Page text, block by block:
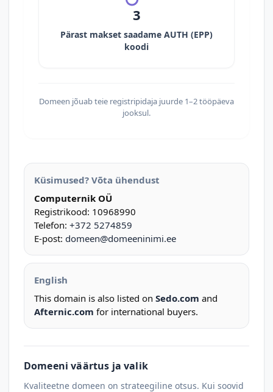
3
Pärast makset saadame AUTH (EPP)
koodi
Domeen jõuab teie registripidaja juurde 1–2 tööpäeva
jooksul.
Küsimused? Võta ühendust
Computernik OÜ
Registrikood: 10968990
Telefon: +372 5274859
E-post: domeen@domeeninimi.ee
English
This domain is also listed on Sedo.com and
Afternic.com for international buyers.
Domeeni väärtus ja valik
Kvaliteetne domeen on strateegiline otsus. Kui soovid